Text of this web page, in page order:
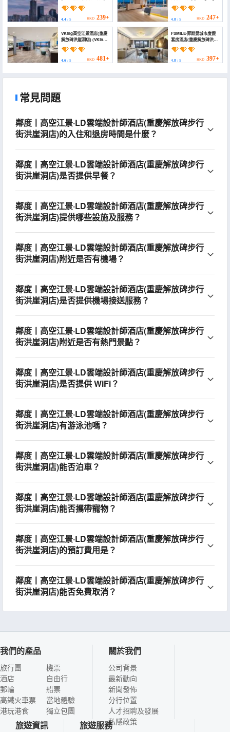
(Cloud 51·High-altitude
Quanjiang View Hotel
(Chongqing Jiefangbei
Cloud Eye))
4.4 / 5 HKD 239+
altitude Riverview Hotel
(Jiefangbei Cloud Eye))
4.8/ 5 HKD 247+
VKing高空江景酒店(重慶
解放碑洪崖洞店) (VKing
High-altitude River View
Hotel (Chongqing
Jiefangbei
Hongyadong Branch))
4.6 / 5 HKD 481+
FSMILE·菲斯曼城市度假
套房酒店(重慶解放碑洪崖
洞店) (FSMILE City
Resort Hotel
(Monument to the
people's Liberation
4.8/ 5 HKD 397+
常見問題
鄰度丨高空江景·LD雲端設計師酒店(重慶解放碑步行
街洪崖洞店)的入住和退房時間是什麼？
鄰度丨高空江景·LD雲端設計師酒店(重慶解放碑步行
街洪崖洞店)是否提供早餐？
鄰度丨高空江景·LD雲端設計師酒店(重慶解放碑步行
街洪崖洞店)提供哪些設施及服務？
鄰度丨高空江景·LD雲端設計師酒店(重慶解放碑步行
街洪崖洞店)附近是否有機場？
鄰度丨高空江景·LD雲端設計師酒店(重慶解放碑步行
街洪崖洞店)是否提供機場接送服務？
鄰度丨高空江景·LD雲端設計師酒店(重慶解放碑步行
街洪崖洞店)附近是否有熱門景點？
鄰度丨高空江景·LD雲端設計師酒店(重慶解放碑步行
街洪崖洞店)是否提供 WiFi？
鄰度丨高空江景·LD雲端設計師酒店(重慶解放碑步行
街洪崖洞店)有游泳池嗎？
鄰度丨高空江景·LD雲端設計師酒店(重慶解放碑步行
街洪崖洞店)能否泊車？
鄰度丨高空江景·LD雲端設計師酒店(重慶解放碑步行
街洪崖洞店)能否攜帶寵物？
鄰度丨高空江景·LD雲端設計師酒店(重慶解放碑步行
街洪崖洞店)的預訂費用是？
鄰度丨高空江景·LD雲端設計師酒店(重慶解放碑步行
街洪崖洞店)能否免費取消？
我們的產品
旅行團
酒店
郵輪
高鐵火車票
港玩港食
機票
自由行
船票
當地體驗
獨立包團
關於我們
公司背景
最新動向
新聞發佈
分行位置
人才招聘及發展
私隱政策
旅遊資訊 旅遊服務